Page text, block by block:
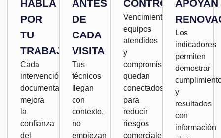
HABLA
POR
TU
TRABAJO
Cada
intervención
documentada
mejora
la
confianza
del
ANTES
DE
CADA
VISITA
Tus
técnicos
llegan
con
contexto,
no
empiezan
CONTROLADOS
Vencimientos,
equipos
atendidos
y
compromisos
quedan
conectados
para
reducir
riesgos
comerciales.
APOYAN
Los
indicadores
permiten
demostrar
y
resultados
con
información